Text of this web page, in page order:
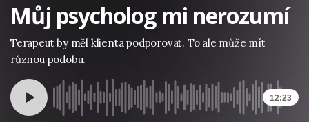
Můj psycholog mi nerozumí
Terapeut by měl klienta podporovat. To ale může mít
různou podobu.
12:23